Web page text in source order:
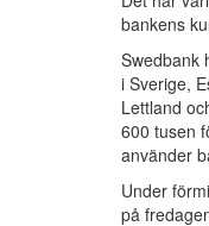
bankens
Swedbank
i Sverige,
Lettland
600 tusen
använder
Under
på